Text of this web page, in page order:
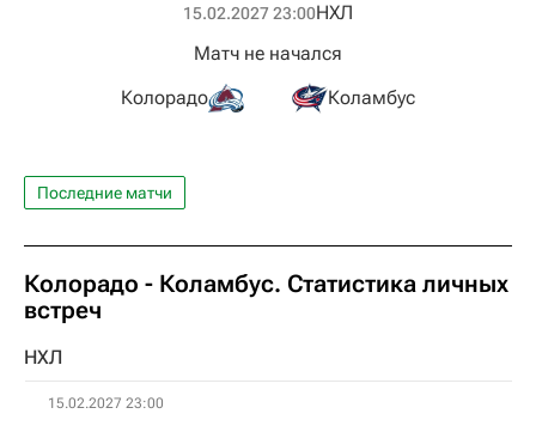
15.02.2027 23:00НХЛ
Колорадо
Матч не начался
Коламбус
Последние матчи
Колорадо - Коламбус. Статистика личных
встреч
НХЛ
15.02.2027 23:00